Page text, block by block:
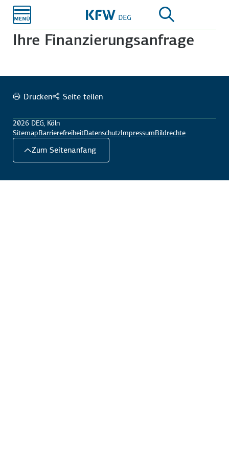
Hauptinhalt
Ihre Finanzierungsanfrage
Drucken Seite teilen
2026 DEG, Köln
SitemapBarrierefreiheitDatenschutzImpressumBildrechte
Zum Seitenanfang